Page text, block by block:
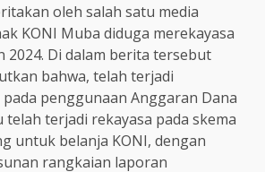
oleh salah satu media
KONI Muba diduga merekayasa
2024. Di dalam berita tersebut
bahwa, telah terjadi
penggunaan Anggaran Dana
telah terjadi rekayasa pada skema
untuk belanja KONI, dengan
rangkaian laporan